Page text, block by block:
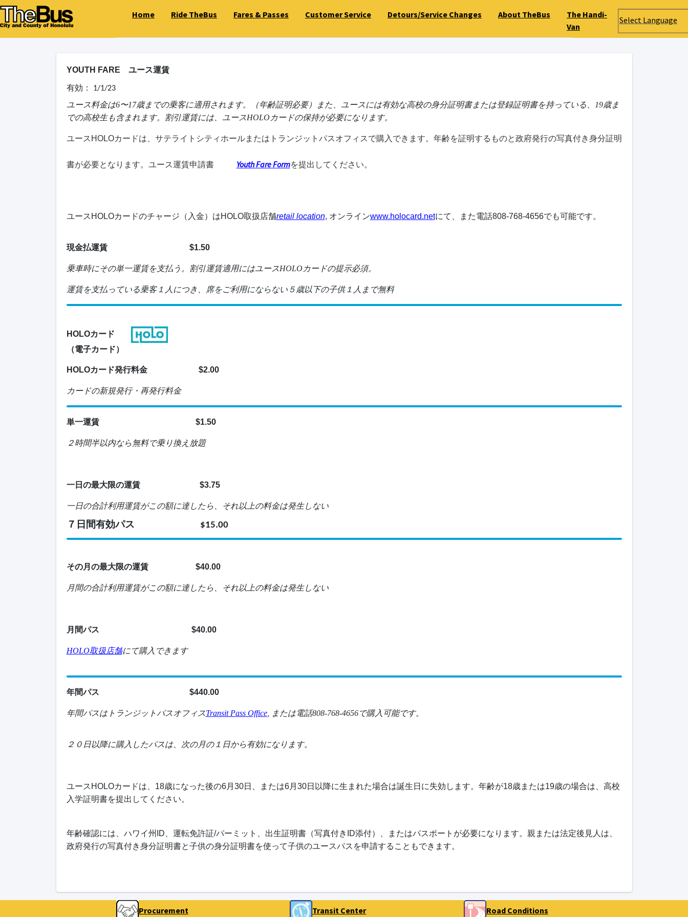
Home Ride TheBus Fares & Passes Customer Service Detours/Service Changes About TheBus
The Handi-
Van
Select Language
YOUTH FARE ユース運賃
有効： 1/1/23
ユース料金は6〜17歳までの乗客に適用されます。（年齢証明必要）また、ユースには有効な高校の身分証明書または登録証明書を持っている、19歳ま
での高校生も含まれます。割引運賃には、ユースHOLOカードの保持が必要になります。
ユースHOLOカードは、サテライトシティホールまたはトランジットパスオフィスで購入できます。年齢を証明するものと政府発行の写真付き身分証明
書が必要となります。ユース運賃申請書 Youth Fare Formを提出してください。
ユースHOLOカードのチャージ（入金）はHOLO取扱店舗retail location, オンラインwww.holocard.netにて、また電話808-768-4656でも可能です。
現金払運賃 $1.50
乗車時にその単一運賃を支払う。割引運賃適用にはユースHOLOカードの提示必須。
運賃を支払っている乗客１人につき、席をご利用にならない５歳以下の子供１人まで無料
HOLOカード
（電子カード）
HOLOカード発行料金 $2.00
カードの新規発行・再発行料金
単一運賃 $1.50
２時間半以内なら無料で乗り換え放題
一日の最大限の運賃 $3.75
一日の合計利用運賃がこの額に達したら、それ以上の料金は発生しない
７日間有効パス $15.00
その月の最大限の運賃 $40.00
月間の合計利用運賃がこの額に達したら、それ以上の料金は発生しない
月間パス $40.00
HOLO取扱店舗にて購入できます
年間パス $440.00
年間パスはトランジットパスオフィスTransit Pass Office, または電話808-768-4656で購入可能です。
２０日以降に購入したパスは、次の月の１日から有効になります。
ユースHOLOカードは、18歳になった後の6月30日、または6月30日以降に生まれた場合は誕生日に失効します。年齢が18歳または19歳の場合は、高校
入学証明書を提出してください。
年齢確認には、ハワイ州ID、運転免許証/パーミット、出生証明書（写真付きID添付）、またはパスポートが必要になります。親または法定後見人は、
政府発行の写真付き身分証明書と子供の身分証明書を使って子供のユースパスを申請することもできます。
Procurement Transit Center Road Conditions